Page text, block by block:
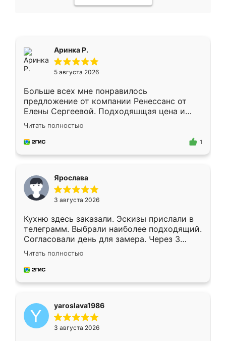
Аринка Р.
5 августа 2026
Больше всех мне понравилось
предложение от компании Ренессанс от
Елены Сергеевой. Подходяшщая цена и
короткие сроки изготовления. Приехавший
для замера сотрудник Владислав
предложил по моему эскизу самый
Читать полностью
1
Ярослава
3 августа 2026
Кухню здесь заказали. Эскизы прислали в
телеграмм. Выбрали наиболее подходящий.
Согласовали день для замера. Через 3
недели кухня была уже готова. Остались
довольны работой. Спасибо Ренессанс
мебель за качественную работу!
Читать полностью
yaroslava1986
3 августа 2026